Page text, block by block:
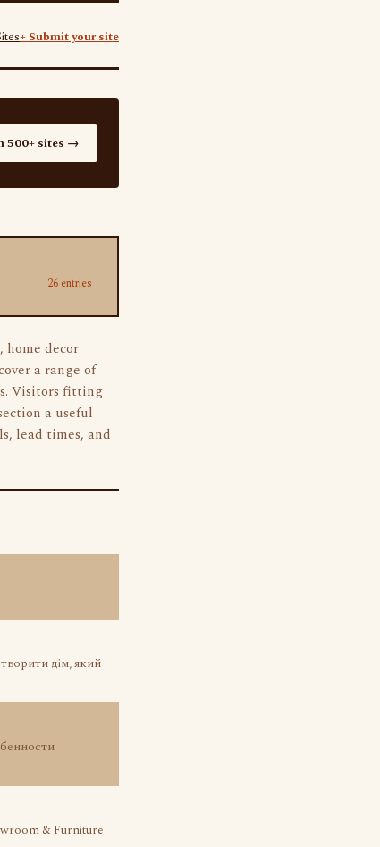
+ Submit your site
500+ sites →
26 entries
decor
a range of
Visitors fitting
a useful
lead times, and
дім, який
& Furniture